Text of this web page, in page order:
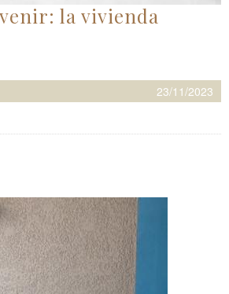
la vivienda
23/11/2023